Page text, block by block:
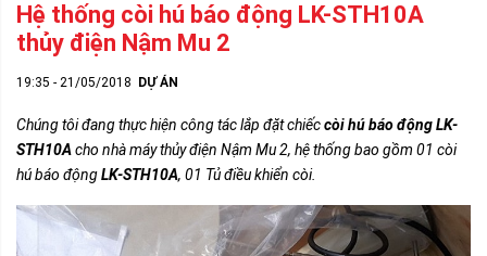
Hệ thống còi hú báo động LK-STH10A
thủy điện Nậm Mu 2
19:35 - 21/05/2018 DỰ ÁN
Chúng tôi đang thực hiện công tác lắp đặt chiếccòi hú báo động LK-
STH10Acho nhà máy thủy điện Nậm Mu 2, hệ thống bao gồm 01 còi
hú báo độngLK-STH10A, 01 Tủ điều khiển còi.